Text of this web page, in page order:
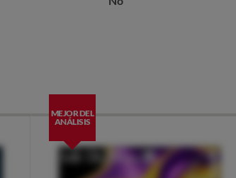
MEJOR DEL
ANÁLISIS